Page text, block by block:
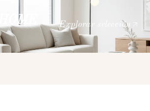
Explorar selección